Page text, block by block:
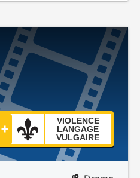
VIOLENCE
LANGAGE
VULGAIRE